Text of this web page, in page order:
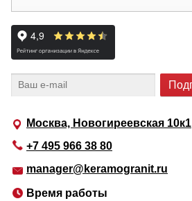
Москва, Новогиреевская 10к1
+7 495 966 38 80
manager@keramogranit.ru
Время работы